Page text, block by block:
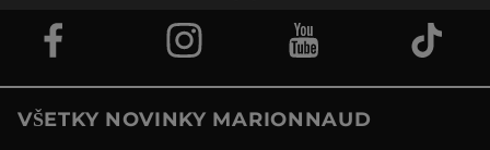
VŠETKY NOVINKY MARIONNAUD